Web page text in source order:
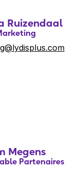
Ruizendaal
Megens
Partenaires